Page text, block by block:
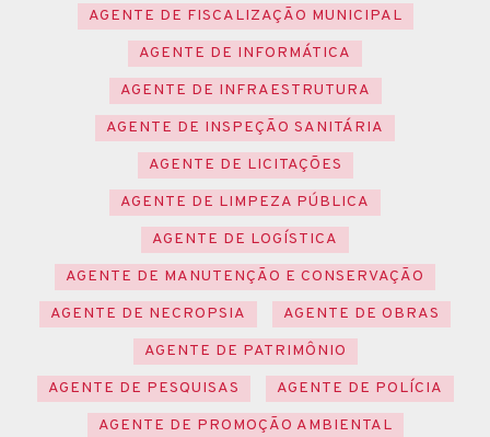
AGENTE DE FISCALIZAÇÃO MUNICIPAL
AGENTE DE INFORMÁTICA
AGENTE DE INFRAESTRUTURA
AGENTE DE INSPEÇÃO SANITÁRIA
AGENTE DE LICITAÇÕES
AGENTE DE LIMPEZA PÚBLICA
AGENTE DE LOGÍSTICA
AGENTE DE MANUTENÇÃO E CONSERVAÇÃO
AGENTE DE NECROPSIA
AGENTE DE OBRAS
AGENTE DE PATRIMÔNIO
AGENTE DE PESQUISAS
AGENTE DE POLÍCIA
AGENTE DE PROMOÇÃO AMBIENTAL